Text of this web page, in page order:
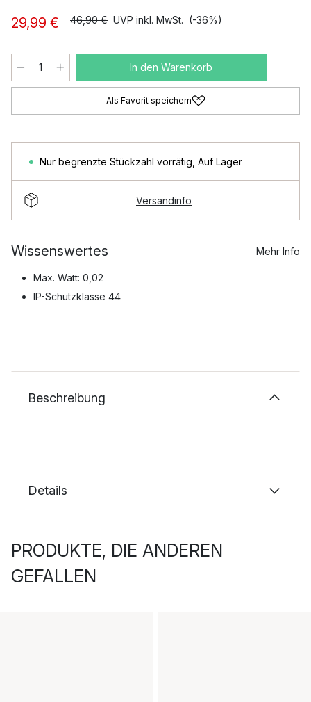
29,99 € 46,90 € UVP inkl. MwSt. (-36%)
In den Warenkorb
Als Favorit speichern
Nur begrenzte Stückzahl vorrätig Auf Lager
Versandinfo
Wissenswertes Mehr Info
Max. Watt: 0,02
IP-Schutzklasse 44
Beschreibung
Details
PRODUKTE, DIE ANDEREN
GEFALLEN